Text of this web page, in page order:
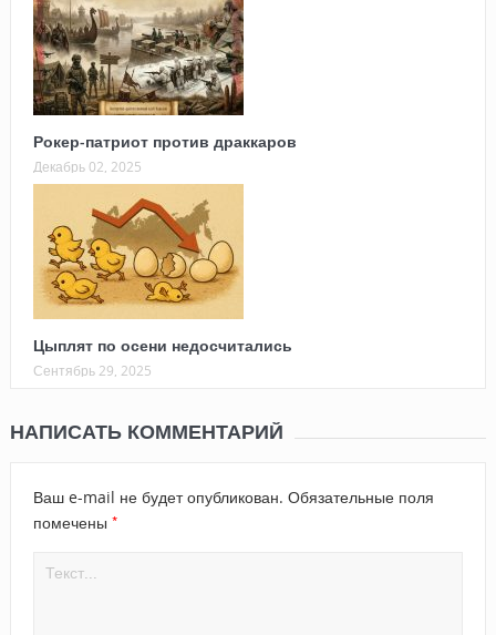
Рокер-патриот против драккаров
Декабрь 02, 2025
Цыплят по осени недосчитались
Сентябрь 29, 2025
НАПИСАТЬ КОММЕНТАРИЙ
Ваш e-mail не будет опубликован. Обязательные поля
помечены *